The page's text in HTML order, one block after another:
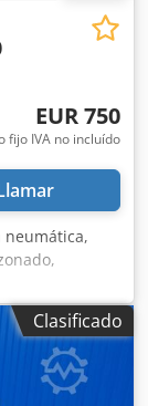
EUR 750
fijo IVA no incluído
neumática,
manual -
-Tipo: 040
Uyo Aanjf -
A510 mm -
Clasificado